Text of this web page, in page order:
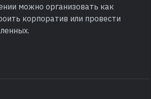
можно организовать как
корпоратив или провести